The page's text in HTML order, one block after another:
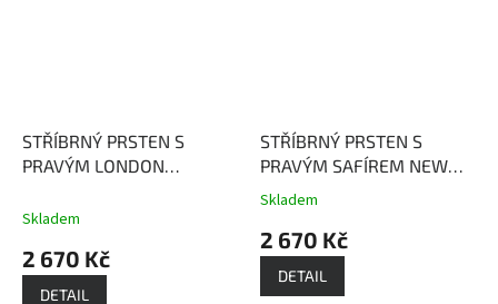
STŘÍBRNÝ PRSTEN S
PRAVÝM LONDON
Topaz je kámen, který
hojnost a pevné zdraví.
Skladem
2 670 Kč
DETAIL
STŘÍBRNÝ PRSTEN S
PRAVÝM SAFÍREM NEW
YORK
věrnosti.
Průměrné
produktu
Skladem
2 670 Kč
DETAIL